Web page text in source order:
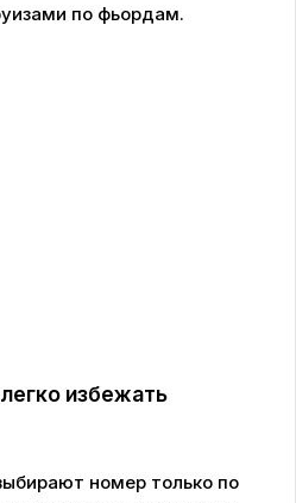
по фьордам.
избежать
номер только по